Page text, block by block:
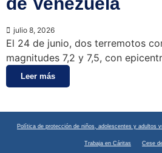
julio 8, 2026
El 24 de junio, dos terremotos
magnitudes 7,2 y 7,5, con
Leer más
Política de protección de niños, adolescentes y adultos
Trabaja en Cáritas Cese